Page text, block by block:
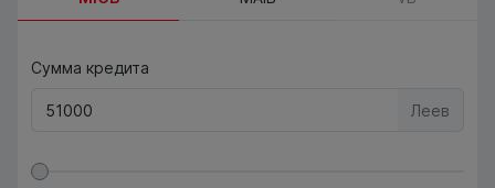
Сумма кредита
Леев